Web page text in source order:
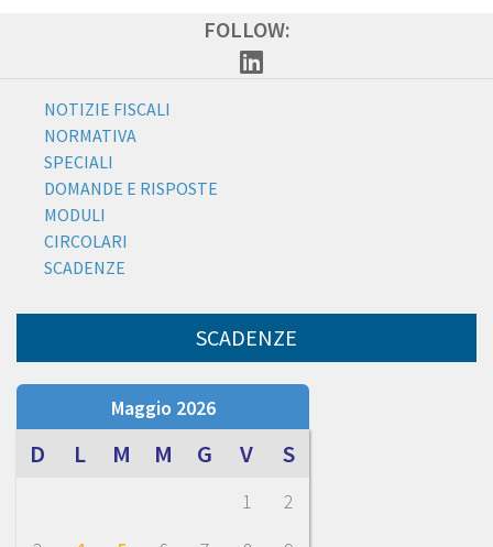
FOLLOW:
NOTIZIE FISCALI
NORMATIVA
SPECIALI
DOMANDE E RISPOSTE
MODULI
CIRCOLARI
SCADENZE
SCADENZE
Maggio 2026
D L M M G V S
1
2